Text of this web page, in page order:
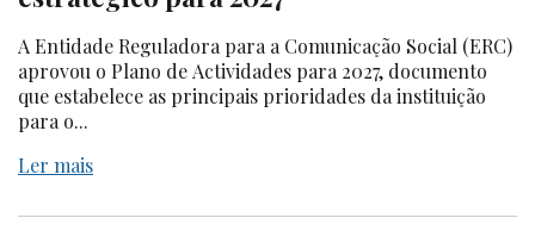
A Entidade Reguladora para a Comunicação Social (ERC)
aprovou o Plano de Actividades para 2027, documento
que estabelece as principais prioridades da instituição
para o...
Ler mais